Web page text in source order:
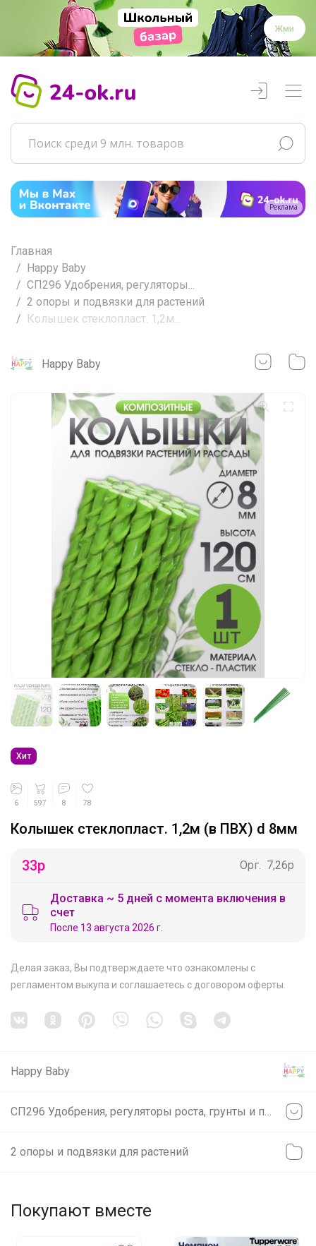
Жми
Реклама
Главная
Happy Baby
СП296 Удобрения, регуляторы...
2 опоры и подвязки для растений
Колышек стеклопласт. 1,2м...
Happy Baby
Хит
6 597 8 78
Колышек стеклопласт. 1,2м (в ПВХ) d 8мм
33р Орг. 7,26р
Доставка ~ 5 дней с момента включения в
счет
После 13 августа 2026 г.
Делая заказ, Вы подтверждаете что ознакомлены с
регламентом выкупа и соглашаетесь с договором оферты
Happy Baby
2 опоры и подвязки для растений
Покупают вместе